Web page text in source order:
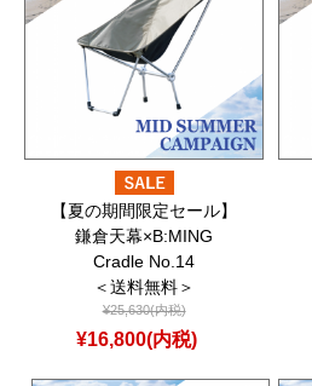
【夏の期間限定セール】
鎌倉天幕×B:MING
Cradle No.14
＜送料無料＞
¥25,630(内税)
¥16,800(内税)